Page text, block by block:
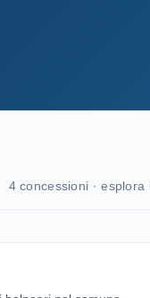
4 concessioni · esplora